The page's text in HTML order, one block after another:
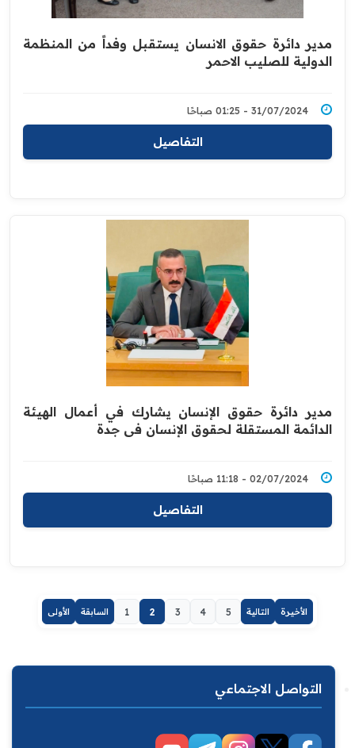
مدير دائرة حقوق الانسان يستقبل وفداً من المنظمة
الدولية للصليب الاحمر
31/07/2024 - 01:25 صباحًا
التفاصيل
مدير دائرة حقوق الإنسان يشارك في أعمال الهيئة
الدائمة المستقلة لحقوق الإنسان في جدة
02/07/2024 - 11:18 صباحًا
التفاصيل
الأولى السابقة 1 2 3 4 5 التالية الأخيرة
التواصل الاجتماعي